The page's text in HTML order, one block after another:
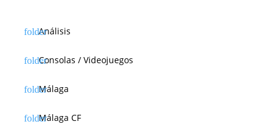
Análisis
Consolas / Videojuegos
Málaga
Málaga CF